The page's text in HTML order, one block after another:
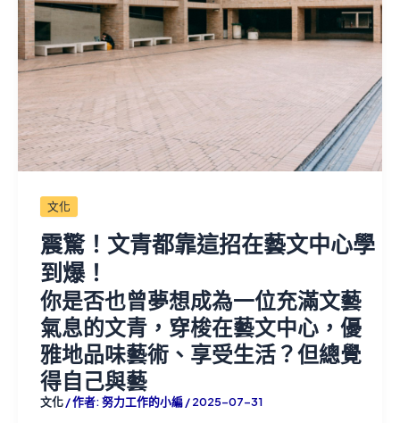
文化
震驚！文青都靠這招在藝文中心學
到爆！
你是否也曾夢想成為一位充滿文藝
氣息的文青，穿梭在藝文中心，優
雅地品味藝術、享受生活？但總覺
得自己與藝
文化/ 作者:努力工作的小編/2025-07-31